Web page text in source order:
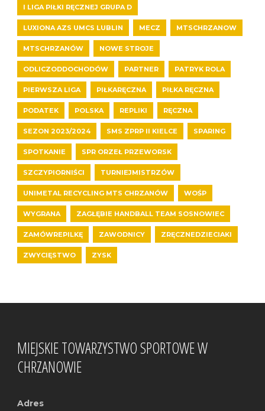
I LIGA PIŁKI RĘCZNEJ GRUPA D
LUXIONA AZS UMCS LUBLIN MECZ MTSCHRZANOW
MTSCHRZANÓW NOWE STROJE
ODLICZODDOCHODÓW PARTNER PATRYK ROLA
PIERWSZA LIGA PIŁKARĘCZNA PIŁKA RĘCZNA
PODATEK POLSKA REPLIKI RĘCZNA
SEZON 2023/2024 SMS ZPRP II KIELCE SPARING
SPOTKANIE SPR ORZEŁ PRZEWORSK
SZCZYPIORNIŚCI TURNIEJMISTRZÓW
UNIMETAL RECYCLING MTS CHRZANÓW WOŚP
WYGRANA ZAGŁĘBIE HANDBALL TEAM SOSNOWIEC
ZAMÓWREPILKĘ ZAWODNICY ZRĘCZNEDZIECIAKI
ZWYCIĘSTWO ZYSK
MIEJSKIE TOWARZYSTWO SPORTOWE W
CHRZANOWIE
Adres